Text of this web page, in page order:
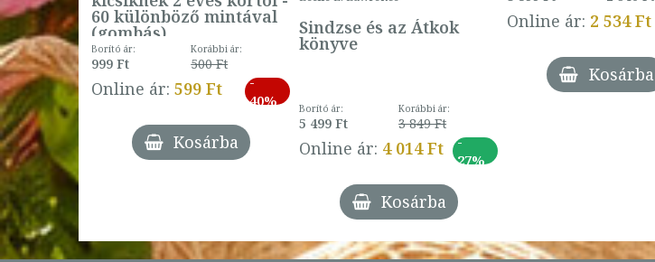
ár:
Ft
Ft
27%
60 különböző mintával
(gombás)
Borító ár:
999 Ft
Korábbi ár:
500 Ft
Online ár: 599 Ft
-
40%
Kosárba
Sindzse és az Átkok
könyve
Borító ár:
5 499 Ft
Korábbi ár:
3 849 Ft
Online ár: 4 014 Ft
-
27%
Kosárba
Online ár: 2 534 Ft
Kosárba